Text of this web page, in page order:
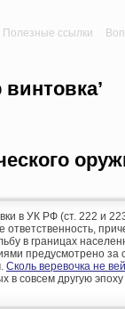
Полезные ссылки
в УК РФ (ст. 222 и
в границах
предусмотрено за
Сколь веревочка не
в совсем другую